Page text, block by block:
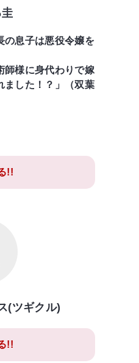
の息子は悪役令嬢を
師様に身代わりで嫁
ました！？」（双葉
!!
(ツギクル)
!!